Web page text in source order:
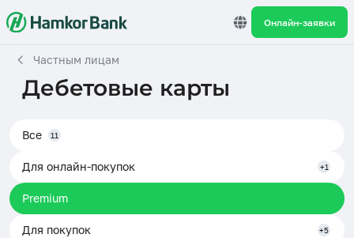
Онлайн-заявки
Частным лицам
Дебетовые карты
Все 11
Для онлайн-покупок +1
Premium
Для покупок +5